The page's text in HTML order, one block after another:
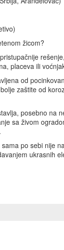
žicom?
placeva ili
od
zaštite od
posebno na
sa živom
po sebi nije
ukrasnih